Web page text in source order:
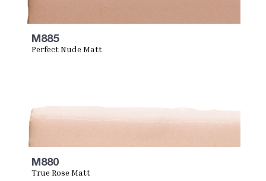
M885
Perfect Nude Matt
M880
True Rose Matt